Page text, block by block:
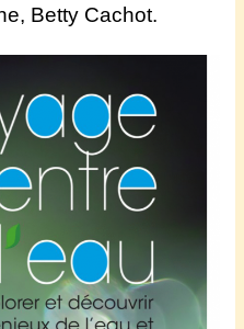
Betty Cachot.